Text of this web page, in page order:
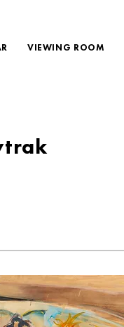
VIEWING ROOM